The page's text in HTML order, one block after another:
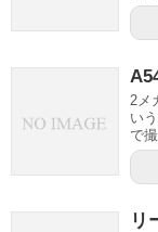
2メ
い
で
リ